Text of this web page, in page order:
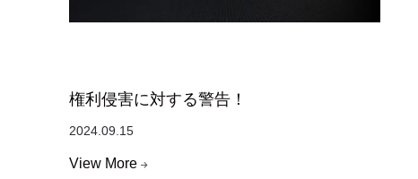
権利侵害に対する警告！
2024.09.15
View More